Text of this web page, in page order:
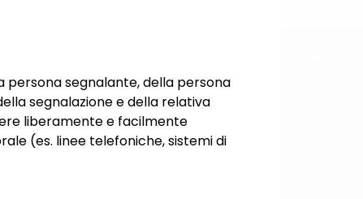
segnalante, della persona
segnalazione e della relativa
liberamente e facilmente
(es. linee telefoniche, sistemi di